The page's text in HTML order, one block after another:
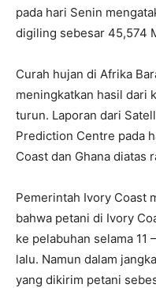
pada hari Senin
digiling sebesar 45,574
Curah hujan di Afrika
meningkatkan hasil dari
turun. Laporan dari
Prediction Centre pada
Coast dan Ghana diatas
Pemerintah Ivory Coast
bahwa petani di Ivory
ke pelabuhan selama 11
lalu. Namun dalam
yang dikirim petani